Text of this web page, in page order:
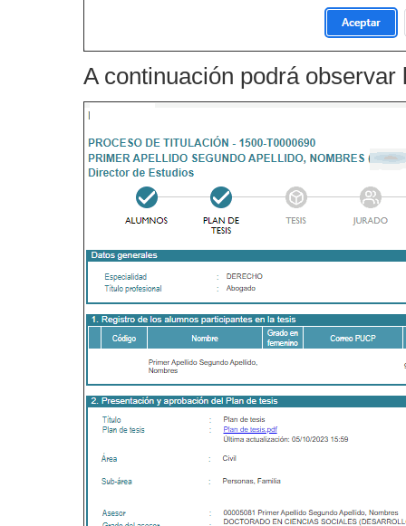
A continuación podrá observar